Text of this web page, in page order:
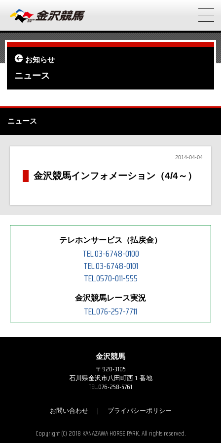
お知らせ
ニュース
ニュース
2014-04-04
金沢競馬インフォメーション（4/4～）
テレホンサービス（払戻金）
TEL.03-6748-0100
TEL.03-6748-0101
TEL.0570-011-555
金沢競馬レース実況
TEL.076-257-7711
金沢競馬
〒920-3105
石川県金沢市八田町西１番地
TEL.076-258-5761
お問い合わせ｜ プライバシーポリシー
Copyright (C) 2018 KANAZAWA HORSE PARK. All rights reserved.